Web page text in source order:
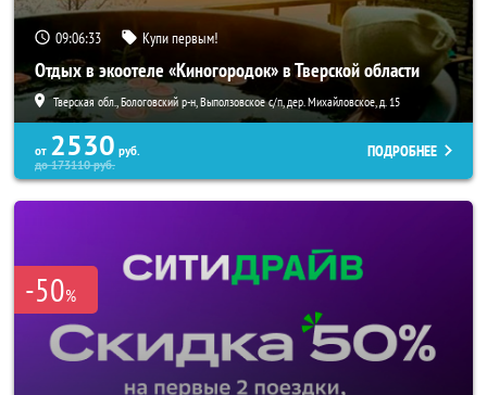
09:06:32 Купи первым!
Отдых в экоотеле «Киногородок» в Тверской области
Тверская обл., Бологовский р-н, Выползовское с/п, дер. Михайловское, д. 15
от 2530 руб.
до173110руб.
ПОДРОБНЕЕ
-50%